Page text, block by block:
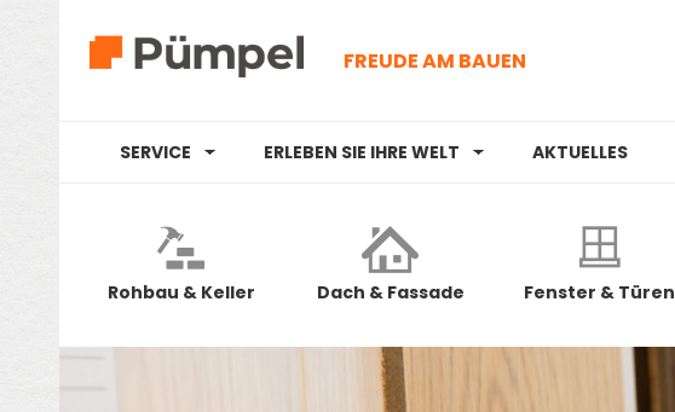
FREUDE AM BAUEN
SERVICE ERLEBEN SIE IHRE WELT AKTUELLES
Rohbau & Keller Dach & Fassade Fenster & Türen